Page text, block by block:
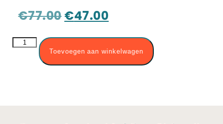
€77.00€47.00
Toevoegen aan winkelwagen